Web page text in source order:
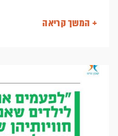
מאת רונית ארגמן, MSW, מנהלת מכון ארגמן
+ המשך קריאה